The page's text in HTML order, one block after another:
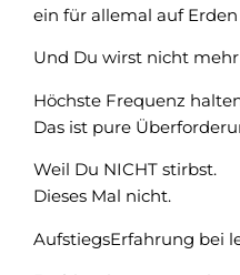
ein für allemal auf
Und Du wirst nicht
Höchste Frequenz
Das ist pure
Weil Du NICHT stirbst.
Dieses Mal nicht.
AufstiegsErfahrung bei